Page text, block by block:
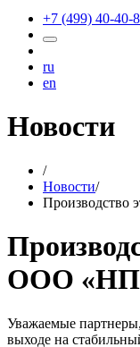
+7 (499) 40-40-
ru
en
Новости
/
Новости/
ООО
Уважаемые
выходе на